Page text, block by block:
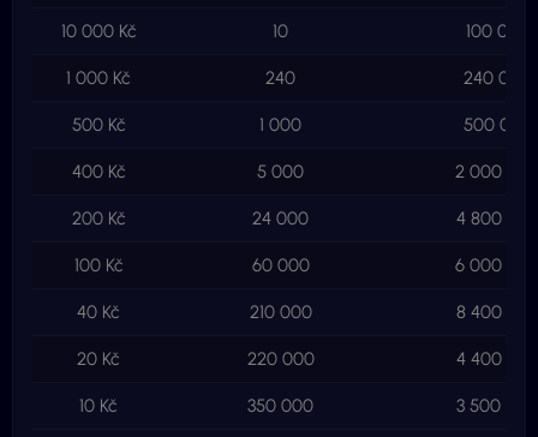
10 000 Kč 10 100 000
1 000 Kč 240 240 000
500 Kč 1 000 500 000
400 Kč 5 000 2 000
200 Kč 24 000 4 800
100 Kč 60 000 6 000
40 Kč 210 000 8 400
20 Kč 220 000 4 400
10 Kč 350 000 3 500